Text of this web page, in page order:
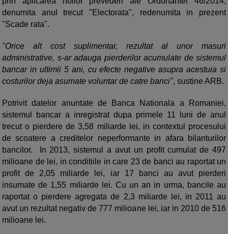
denumita anul trecut "Electorata", redenumita in prezent
"Scade rata".
"Orice alt cost suplimentar, rezultat al unor masuri
administrative, s-ar adauga pierderilor acumulate de sistemul
bancar in ultimii 5 ani, cu efecte negative asupra acestuia si
costurilor deja asumate voluntar de catre banci", sustine ARB.
Potrivit datelor anuntate de Banca Nationala a Romaniei,
sistemul bancar a inregistrat dupa primele 11 luni de anul
trecut o pierdere de 3,58 miliarde lei, in contextul procesului
de scoatere a creditelor neperformante in afara bilanturilor
bancilor. In 2013, sistemul a avut un profit cumulat de 497
milioane de lei, in conditiile in care 23 de banci au raportat un
profit de 2,05 miliarde lei, iar 17 banci au avut pierderi
insumate de 1,55 miliarde lei. Cu un an in urma, bancile au
raportat o pierdere agregata de 2,3 miliarde lei, in 2011 au
avut un rezultat negativ de 777 milioane lei, iar in 2010 de 516
milioane lei.